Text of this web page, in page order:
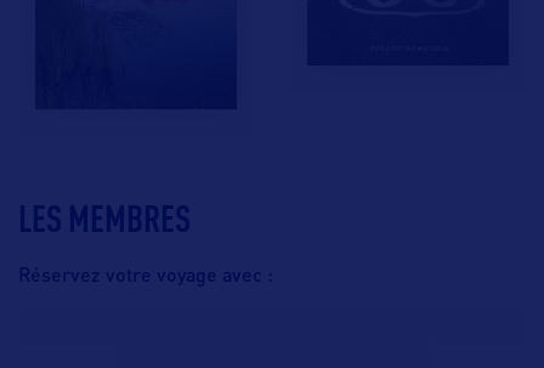
LES MEMBRES
Réservez votre voyage avec :